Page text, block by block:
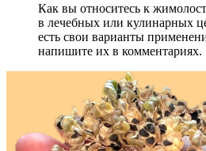
Как вы относитесь к
в лечебных или кулинарных
есть свои варианты
напишите их в комментариях.